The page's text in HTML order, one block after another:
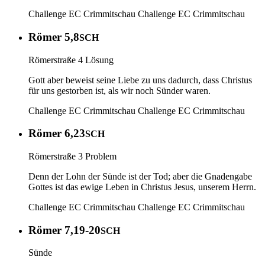
Challenge EC Crimmitschau Challenge EC Crimmitschau
Römer 5,8SCH
Römerstraße 4 Lösung
Gott aber beweist seine Liebe zu uns dadurch, dass Christus
für uns gestorben ist, als wir noch Sünder waren.
Challenge EC Crimmitschau Challenge EC Crimmitschau
Römer 6,23SCH
Römerstraße 3 Problem
Denn der Lohn der Sünde ist der Tod; aber die Gnadengabe
Gottes ist das ewige Leben in Christus Jesus, unserem Herrn.
Challenge EC Crimmitschau Challenge EC Crimmitschau
Römer 7,19-20SCH
Sünde